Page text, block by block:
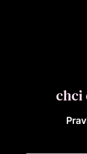
chci